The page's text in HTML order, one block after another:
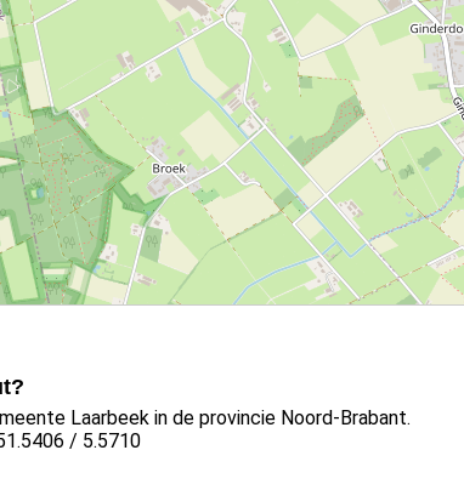
Laarbeek in de provincie Noord-Brabant.
/ 5.5710